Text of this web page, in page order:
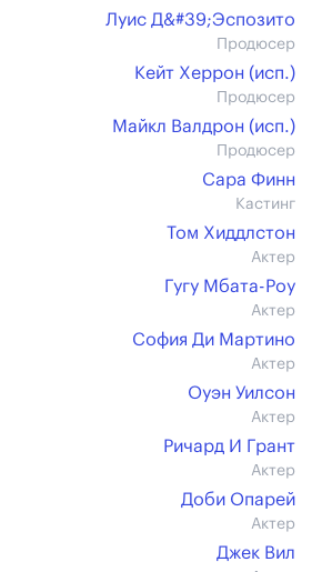
Луис Д&#39;Эспозито
Продюсер
Кейт Херрон (иcп.)
Продюсер
Майкл Валдрон (иcп.)
Продюсер
Сара Финн
Кастинг
Том Хиддлстон
Актер
Гугу Мбата-Роу
Актер
София Ди Мартино
Актер
Оуэн Уилсон
Актер
Ричард И Грант
Актер
Доби Опарей
Актер
Джек Вил